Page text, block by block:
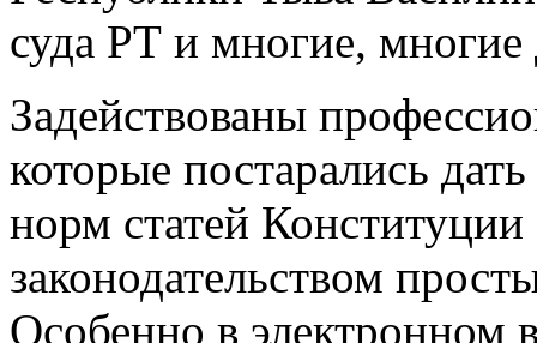
суда РТ и многие, многие
Задействованы
которые постарались
норм статей
законодательством
Особенно в электронном